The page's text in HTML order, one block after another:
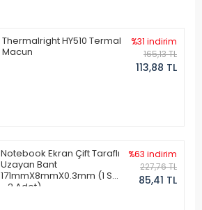
Thermalright HY510 Termal
Macun
%31 indirim
165,13 TL
113,88 TL
Notebook Ekran Çift Taraflı
Uzayan Bant
171mmX8mmX0.3mm (1 Set
- 2 Adet)
%63 indirim
227,76 TL
85,41 TL